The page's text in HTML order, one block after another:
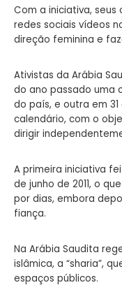
Com a iniciativa,
redes sociais vídeos
direção feminina e
Ativistas da Arábia
do ano passado uma
do país, e outra em
calendário, com o
dirigir
A primeira iniciativa
de junho de 2011, o
por dias, embora
fiança.
Na Arábia Saudita
islâmica, a “sharia”,
espaços públicos.